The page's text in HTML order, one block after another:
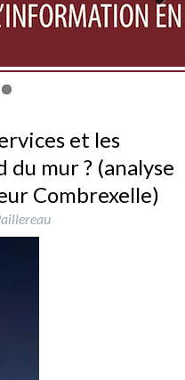
Next
et les
du mur ? (analyse
Combrexelle)